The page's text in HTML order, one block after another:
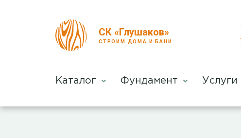
СК «Глушаков»
СТРОИМ ДОМА И БАНИ
Каталог Фундамент Услуги